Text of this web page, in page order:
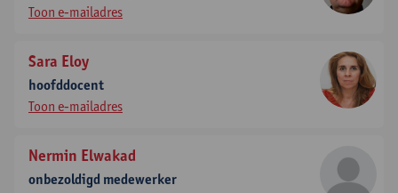
Toon e-mailadres
Sara Eloy
hoofddocent
Toon e-mailadres
Nermin Elwakad
onbezoldigd medewerker